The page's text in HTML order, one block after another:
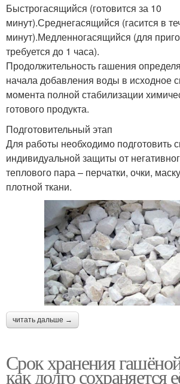
Быстрогасящийся (готовится за 10
минут).Среднегасящийся (гасится в
минут).Медленногасящийся (для
требуется до 1 часа).
Продолжительность гашения
начала добавления воды в исходное
момента полной стабилизации
готового продукта.
Подготовительный этап
Для работы необходимо подготовить
индивидуальной защиты от
теплового пара – перчатки, очки,
плотной ткани.
читать дальше →
Срок хранения
как долго сохраняется